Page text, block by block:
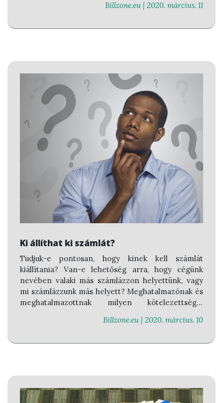
Billzone.eu | 2020. március. 11
Ki állíthat ki számlát?
Tudjuk-e pontosan, hogy kinek kell számlát
kiállítania? Van-e lehetőség arra, hogy cégünk
nevében valaki más számlázzon helyettünk, vagy
mi számlázzunk más helyett? Meghatalmazónak és
meghatalmazottnak milyen kötelezettségei
Billzone.eu | 2020. március. 10